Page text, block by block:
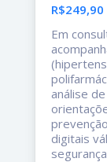
R$249,90
Em
análise
digitais